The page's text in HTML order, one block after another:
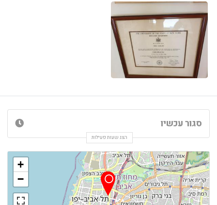
סגור עכשיו
הצג שעות פעילות
+
−